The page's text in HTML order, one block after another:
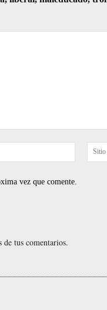
Correo
vez que comente.
de tus comentarios.